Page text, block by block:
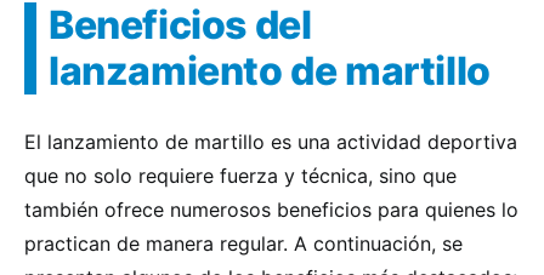
Beneficios del
lanzamiento de martillo
El lanzamiento de martillo es una actividad deportiva
que no solo requiere fuerza y técnica, sino que
también ofrece numerosos beneficios para quienes lo
practican de manera regular. A continuación, se